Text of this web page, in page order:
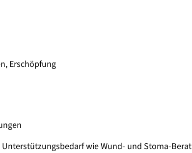
Erschöpfung
wie Wund- und Stoma-